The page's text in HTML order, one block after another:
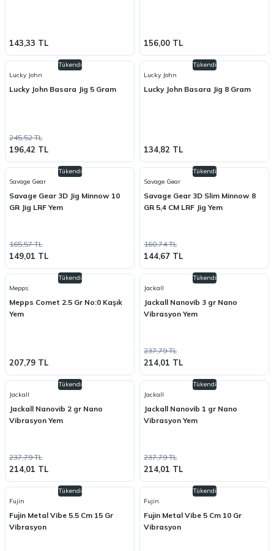
143,33 TL 156,00 TL
Tükendi
Lucky John
Lucky John Basara Jig 5 Gram
245,52 TL
196,42 TL
Tükendi
Lucky John
Lucky John Basara Jig 8 Gram
134,82 TL
Tükendi
Savage Gear
Savage Gear 3D Jig Minnow 10
GR Jig LRF Yem
165,57 TL
149,01 TL
Tükendi
Savage Gear
Savage Gear 3D Slim Minnow 8
GR 5,4 CM LRF Jig Yem
160,74 TL
144,67 TL
Tükendi
Mepps
Mepps Comet 2.5 Gr No:0 Kaşık
Yem
207,79 TL
Tükendi
Jackall
Jackall Nanovib 3 gr Nano
Vibrasyon Yem
237,79 TL
214,01 TL
Tükendi
Jackall
Jackall Nanovib 2 gr Nano
Vibrasyon Yem
237,79 TL
214,01 TL
Tükendi
Jackall
Jackall Nanovib 1 gr Nano
Vibrasyon Yem
237,79 TL
214,01 TL
Tükendi
Fujin
Fujin Metal Vibe 5.5 Cm 15 Gr
Vibrasyon
Tükendi
Fujin
Fujin Metal Vibe 5 Cm 10 Gr
Vibrasyon